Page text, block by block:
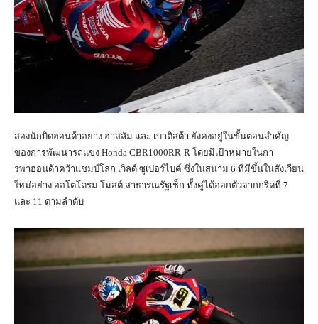
สองนักบิดฮอนด้าอย่าง ฮาสลัม และ เบาติสต้า ยังคงอยู่ในขั้นตอนสำคัญ
ของการพัฒนารถแข่ง Honda CBR1000RR-R โดยมีเป้าหมายในกา
รพาฮอนด้าคว้าแชมป์โลก เวิลด์ ซูเปอร์ไบค์ ซึ่งในสนาม 6 ที่มีขึ้นในสังเวียน
ใหม่อย่าง ออโตโดรม โมสต์ สาธารณรัฐเช็ก ทั้งคู่ได้ออกตัวจากกริดที่ 7
และ 11 ตามลำดับ